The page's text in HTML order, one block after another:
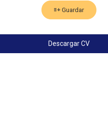
Guardar
Descargar CV